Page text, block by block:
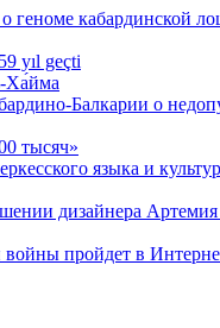
геноме кабардинской
yıl geçti
Ха́йма
Балкарии о
тысяч»
языка и
дизайнера Артемия
войны пройдет в